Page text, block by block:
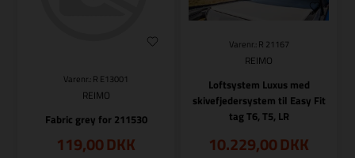
Varenr.: R E13001
REIMO
Fabric grey for 211530
119,00DKK
Varenr.: R 21167
REIMO
Loftsystem Luxus med
skivefjedersystem til Easy Fit
tag T6, T5, LR
10.229,00DKK